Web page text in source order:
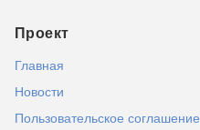
Проект
Главная
Новости
Пользовательское соглашение